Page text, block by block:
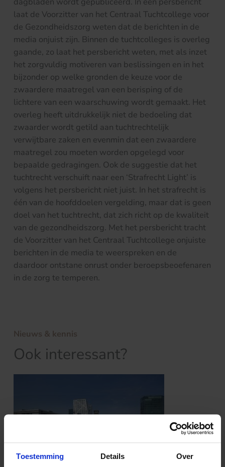
Toestemming Details Over
laat de Voorzitter van het Centraal Tuchtcollege voor
de Gezondheidszorg weten dat de berichten in de
media onjuist zijn. Binnen de tuchtcolleges is overleg
gaande, zo laat het persbericht weten, met als inzet
het zorgvuldig motiveren van beslissingen en in het
bijzonder op welke gronden de keuze voor de
zwaardere maatregel van een berisping of de
lichtere van een waarschuwing wordt gemaakt. Het
overleg heeft uitdrukkelijk niet de bedoeling dat
zwaarder wordt getild aan tuchtrechtelijk
verwijtbare zaken en evenmin dat een zwaardere
maatregel zou moeten worden opgelegd voor
bepaalde gedragingen. Ook de suggestie dat het
tuchtrecht verschuift naar een ‘Strafrecht Light’ is
volgens het persbericht niet juist. In het strafrecht is
één van de hoofddoelen vergelding, maar dat is geen
doel van het tuchtrecht, dat zich richt op de kwaliteit
van de gezondheidszorg. Met het persbericht tracht
de Voorzitter van het Centraal Tuchtcollege onjuiste
berichten in de media te weerspreken en de
daardoor ontstane onrust onder beroepsbeoefenaren
in de zorg te temperen.
Nieuws & kennis
Ook interessant?